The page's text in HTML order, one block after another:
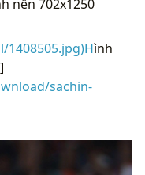
nền 702x1250
ình
sachin-